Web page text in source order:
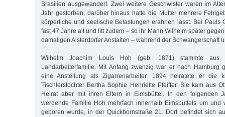
Brasilien ausgewandert. Zwei weitere Geschwister waren im
Jahr gestorben, darüber hinaus hatte die Mutter mehrere
körperliche und seelische Belastungen erahnen lässt. Bei Pauls
fast 47 Jahre alt und litt zudem – so ihr Mann Wilhelm später
damaligen Alsterdorfer Anstalten – während der Schwangerschaft
Wilhelm Joachim Louis Hoh (geb. 1871) stammte aus
Landarbeiterfamilie. Mit Anfang zwanzig war er nach Hamburg
eine Anstellung als Zigarrenarbeiter. 1894 heiratete er die
Tischlerstochter Bertha Sophie Henriette Pfeiffer. Sie kam aus
Heirat aber mit ihren Eltern in Eimsbüttel. In den folgenden
werdende Familie Hoh mehrfach innerhalb Eimsbüttels um und
geboren wurde, in der Quickbornstraße 21. Dort befindet sich